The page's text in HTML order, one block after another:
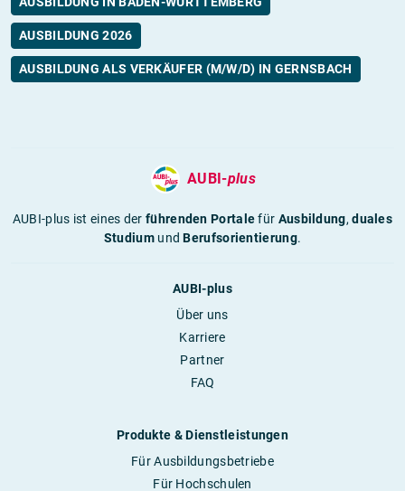
AUSBILDUNG 2026
AUSBILDUNG ALS VERKÄUFER (M/W/D) IN GERNSBACH
AUBI-plus
AUBI-plus ist eines derführenden Portalefür Ausbildung,duales
StudiumundBerufsorientierung.
AUBI-plus
Über uns
Karriere
Partner
FAQ
Produkte & Dienstleistungen
Für Ausbildungsbetriebe
Für Hochschulen